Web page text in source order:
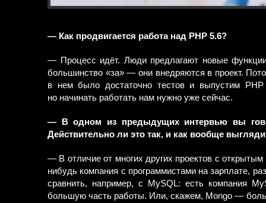
— Как продвигается работа над PHP 5.6?
— Процесс идёт. Люди предлагают новые
большинство «за» — они внедряются в проект.
в нем было достаточно тестов и выпустим
но начинать работать нам нужно уже сейчас.
— В одном из предыдущих интервью вы
Действительно ли это так, и как вообще
— В отличие от многих других проектов с
нибудь компания с программистами на зарплате,
сравнить, например, с MySQL: есть компания
большую часть работы. Или, скажем, Mongo —